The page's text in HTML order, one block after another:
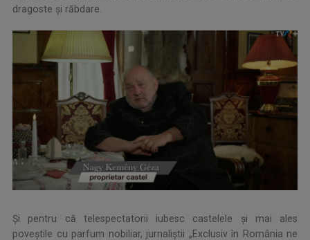
dragoste și răbdare.
Şi pentru că telespectatorii iubesc castelele și mai ales
poveștile cu parfum nobiliar, jurnaliştii „Exclusiv în România ne